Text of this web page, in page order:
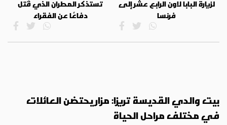
لزيارة البابا لاون الرابع عشر إلى
فرنسا
تستذكر المطران الذي قُتل
دفاعًا عن الفقراء
بيت والدي القديسة تريزا: مزار يحتضن العائلات
في مختلف مراحل الحياة